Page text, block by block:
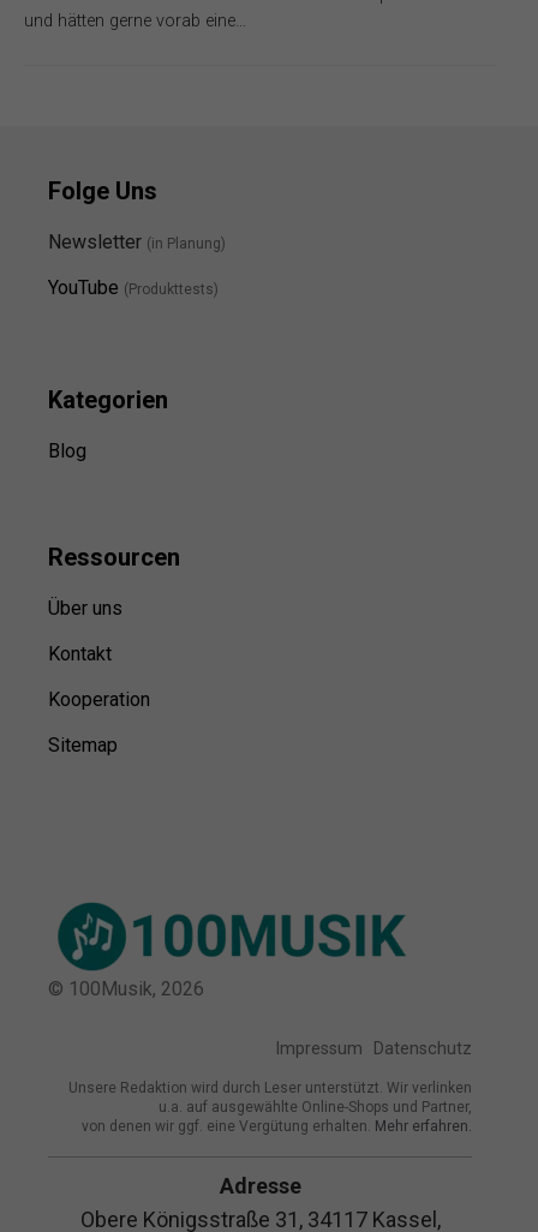
und hätten gerne vorab eine…
Folge Uns
Newsletter (in Planung)
YouTube (Produkttests)
Kategorien
Blog
Ressourcen
Über uns
Kontakt
Kooperation
Sitemap
© 100Musik, 2026
Impressum Datenschutz
Unsere Redaktion wird durch Leser unterstützt. Wir verlinken
u.a. auf ausgewählte Online-Shops und Partner,
von denen wir ggf. eine Vergütung erhalten. Mehr erfahren.
Adresse
Obere Königsstraße 31, 34117 Kassel,